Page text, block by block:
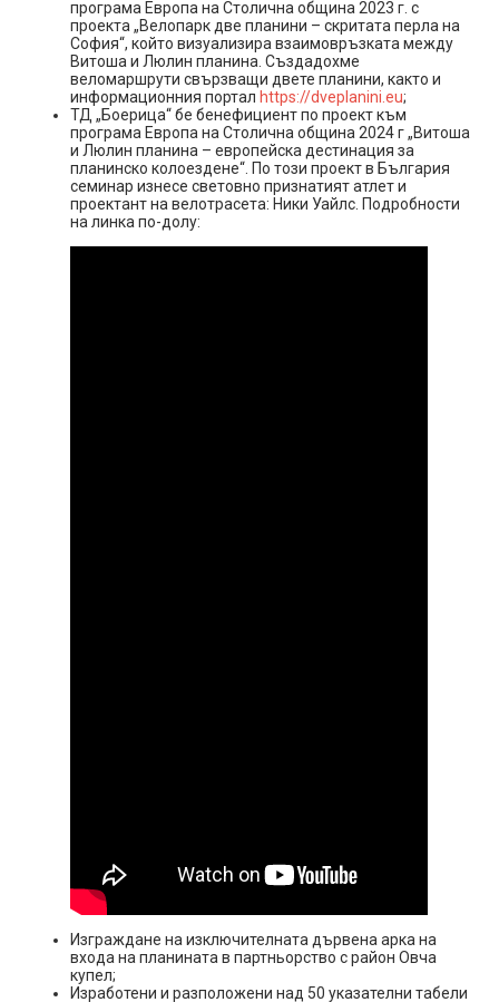
програма Европа на Столична община 2023 г. с
проекта „Велопарк две планини – скритата перла на
София“, който визуализира взаимовръзката между
Витоша и Люлин планина. Създадохме
веломаршрути свързващи двете планини, както и
информационния портал https://dveplanini.eu;
ТД „Боерица“ бе бенефициент по проект към
програма Европа на Столична община 2024 г „Витоша
и Люлин планина – европейска дестинация за
планинско колоездене“. По този проект в България
семинар изнесе световно признатият атлет и
проектант на велотрасета: Ники Уайлс. Подробности
на линка по-долу:
Изграждане на изключителната дървена арка на
входа на планината в партньорство с район Овча
купел;
Изработени и разположени над 50 указателни табели